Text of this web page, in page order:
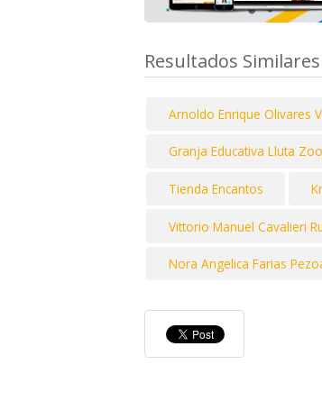
Resultados Similares
Arnoldo Enrique Olivares
Granja Educativa Lluta
Tienda Encantos
Vittorio Manuel Cavalieri
Nora Angelica Farias